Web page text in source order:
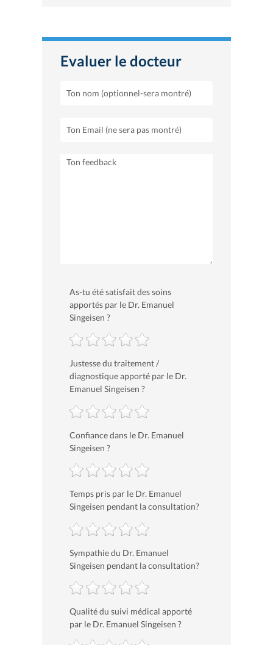
Evaluer le docteur
As-tu été satisfait des soins
apportés par le Dr. Emanuel
Singeisen ?
Justesse du traitement /
diagnostique apporté par le Dr.
Emanuel Singeisen ?
Confiance dans le Dr. Emanuel
Singeisen ?
Temps pris par le Dr. Emanuel
Singeisen pendant la consultation?
Sympathie du Dr. Emanuel
Singeisen pendant la consultation?
Qualité du suivi médical apporté
par le Dr. Emanuel Singeisen ?